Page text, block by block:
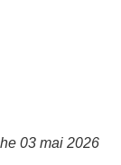
03 mai 2026